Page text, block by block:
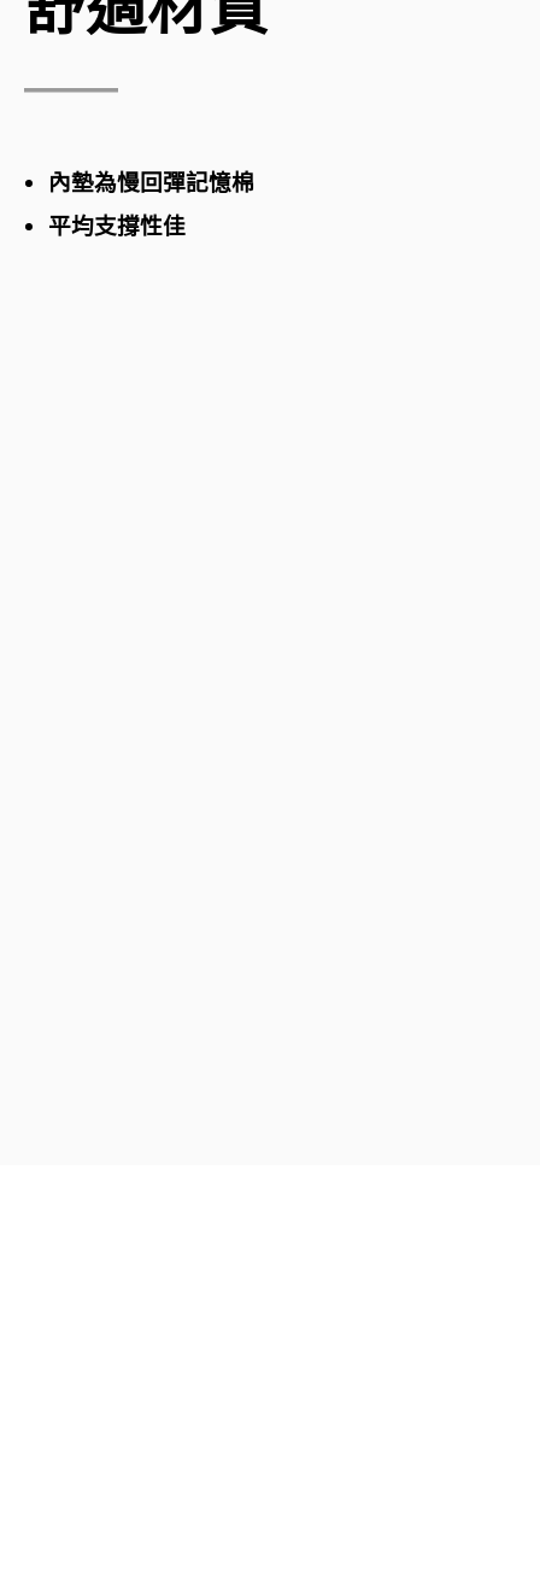
內墊為慢回彈記憶棉
平均支撐性佳